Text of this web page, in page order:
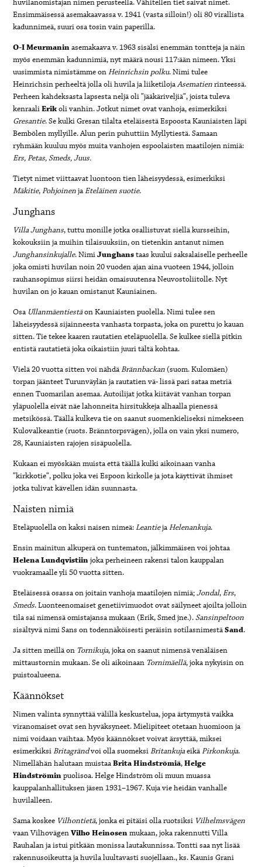
huvilanomistajan nimen perusteella. Vähitellen tiet saivat nimet.
Ensimmäisessä asemakaavassa v. 1941 (vasta silloin!) oli 80 virallista
kadunnimeä, suuri osa tosin vain paperilla.
O-I Meurmaninasemakaava v. 1963 sisälsi enemmän tontteja ja näin
myös enemmän kadunnimiä, nyt määrä nousi 117:ään nimeen. Yksi
uusimmista nimistämme onHeinrichsin polku. Nimi tulee
Heinrichsin perheeltä jolla oli huvila ja liiketilojaAsematienrinteessä.
Perheen kahdeksasta lapsesta neljä oli ”jääkäriveljiä”, joista tuleva
kenraaliErikoli vanhin. Jotkut nimet ovat vanhoja, esimerkiksi
Gresantie. Se kulki Gresan tilalta eteläisestä Espoosta Kauniaisten läpi
Bembölen myllyille. Alun perin puhuttiin Myllytiestä. Samaan
ryhmään kuuluu myös muita vanhojen espoolaisten maatilojen nimiä:
Ers, Petas, Smeds, Juus.
Tietyt nimet viittaavat luontoon tien läheisyydessä, esimerkiksi
Mäkitie,PohjoinenjaEteläinensuotie.
Junghans
VillaJunghans, tuttu monille jotka osallistuvat siellä kursseihin,
kokouksiin ja muihin tilaisuuksiin, on tietenkin antanut nimen
Junghansinkujalle. NimiJunghanstaas kuului saksalaiselle perheelle
joka omisti huvilan noin 20 vuoden ajan aina vuoteen 1944, jolloin
rauhansopimus siirsi heidän omaisuutensa Neuvostoliitolle. Nyt
huvilan on jo kauan omistanut Kauniainen.
Osa Ullanmäentiestäon Kauniaisten puolella. Nimi tulee sen
läheisyydessä sijainneesta vanhasta torpasta, joka on purettu jo kauan
sitten. Tie tekee kaaren rautatien eteläpuolella. Se kulkee siellä pitkin
entistä rautatietä joka oikaistiin juuri tältä kohtaa.
Vielä 20 vuotta sitten voi nähdäBrännbackan (suom. Kulomäen)
torpan jäänteet Turunväylän ja rautatien vä- lissä pari sataa metriä
ennen Tuomarilan asemaa. Autoilijat jotka kiitävät vanhan torpan
yläpuolella eivät näe lahonneita hirsitukkeja alhaalla pienessä
metsikössä. Täällä kulkeva tie on saanut suomenkieliseksi nimekseen
Kulovalkeantie (ruots. Bränntorpsvägen), jolla on vain yksi numero,
28, Kauniaisten rajojen sisäpuolella.
Kukaan ei myöskään muista että täällä kulki aikoinaan vanha
”kirkkotie”, polku joka vei Espoon kirkolle ja jota käyttivät ihmiset
jotka tulivat kävellen idän suunnasta.
Naisten nimiä
Eteläpuolella on kaksi naisen nimeä:LeantiejaHelenankuja.
Ensin mainitun alkuperä on tuntematon, jälkimmäisen voi johtaa
HelenaLundqvistiinjoka perheineen rakensi talon kauppalan
vuokramaalle yli 50 vuotta sitten.
Eteläisessä osassa on joitain vanhoja maatilojen nimiä;Jondal,Ers,
Smeds. Luonteenomaiset genetiivimuodot ovat säilyneet ajoilta jolloin
tila sai nimensä omistajansa mukaan (Erik, Smed jne.).Sansinpeltoon
sisältyvä nimi Sans on todennäköisesti peräisin sotilasnimestäSand.
Ja sitten meillä on Tornikuja, joka on saanut nimensä venäläisen
mittaustornin mukaan. Se oli aikoinaan Tornimäellä, joka nykyisin on
puistoalueena.
Käännökset
Nimen valinta synnyttää välillä keskustelua, jopa ärtymystä vaikka
viranomaiset ovat sen hyväksyneet. Mielipiteet otetaan huomioon ja
nimi voidaan vaihtaa. Myös käännökset voivat ärsyttää, miksei
esimerkiksiBritagrändvoi olla suomeksiBritankujaeikäPirkonkuja.
Nimellähän halutaan muistaaBritaHindströmiä,Helge
Hindströminpuolisoa. Helge Hindström oli muun muassa
kauppalanhallituksen jäsen 1931–1967. Kuja vie heidän vanhalle
huvilalleen.
Sama koskee Vilhontietä, jonka ei pitäisi olla ruotsiksi Vilhelmsvägen
vaan VilhovägenVilhoHeinosenmukaan, joka rakennutti Villa
Rauhalan ja istui pitkään monissa lautakunnissa. Tontti saa nyt lisää
rakennusoikeutta ja huvila luultavasti suojellaan., ks. Kaunis Grani